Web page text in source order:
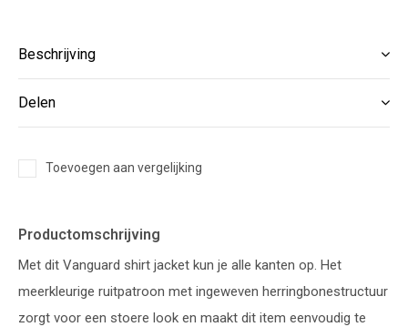
Beschrijving
Delen
Toevoegen aan vergelijking
Productomschrijving
Met dit Vanguard shirt jacket kun je alle kanten op. Het
meerkleurige ruitpatroon met ingeweven herringbonestructuur
zorgt voor een stoere look en maakt dit item eenvoudig te